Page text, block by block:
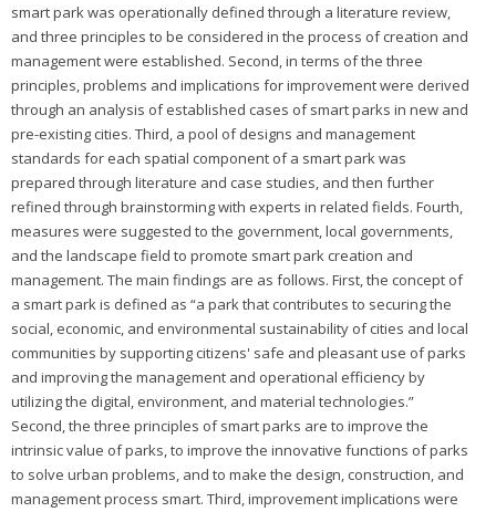
smart park was operationally defined through a literature review,
and three principles to be considered in the process of creation and
management were established. Second, in terms of the three
principles, problems and implications for improvement were derived
through an analysis of established cases of smart parks in new and
pre-existing cities. Third, a pool of designs and management
standards for each spatial component of a smart park was
prepared through literature and case studies, and then further
refined through brainstorming with experts in related fields. Fourth,
measures were suggested to the government, local governments,
and the landscape field to promote smart park creation and
management. The main findings are as follows. First, the concept of
a smart park is defined as “a park that contributes to securing the
social, economic, and environmental sustainability of cities and local
communities by supporting citizens' safe and pleasant use of parks
and improving the management and operational efficiency by
utilizing the digital, environment, and material technologies.”
Second, the three principles of smart parks are to improve the
intrinsic value of parks, to improve the innovative functions of parks
to solve urban problems, and to make the design, construction, and
management process smart. Third, improvement implications were